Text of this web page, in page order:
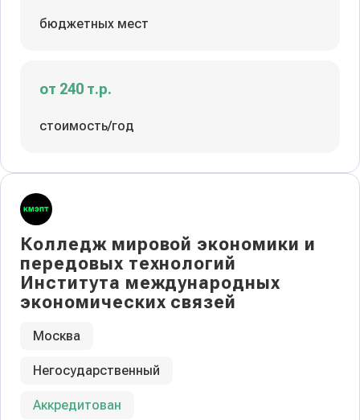
бюджетных мест
от 240 т.р.
стоимость/год
Колледж мировой экономики и
передовых технологий
Института международных
экономических связей
Москва
Негосударственный
Аккредитован